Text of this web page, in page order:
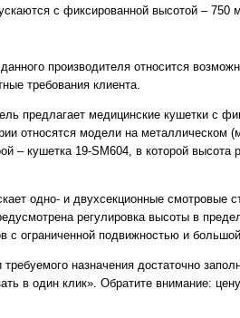
с фиксированной высотой – 750
производителя относится
требования клиента.
предлагает медицинские кушетки с
относятся модели на металлическом
– кушетка 19-SM604, в которой высота
одно- и двухсекционные смотровые
регулировка высоты в
с ограниченной подвижностью и
назначения достаточно
в один клик». Обратите внимание: